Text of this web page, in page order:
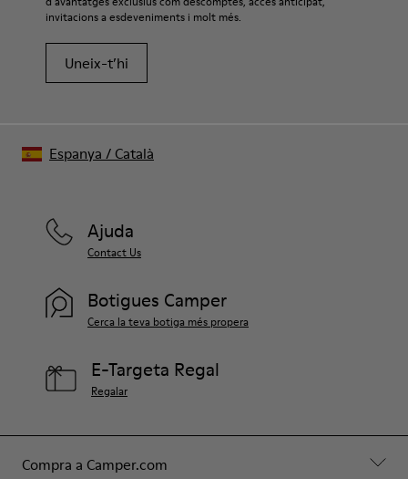
invitacions a esdeveniments i molt més.
Uneix-t’hi
Compra a Camper.com
Ajuda
Contact Us
Botigues Camper
Cerca la teva botiga més propera
E-Targeta Regal
Regalar
Espanya / Català